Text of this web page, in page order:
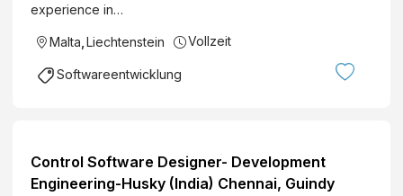
experience in…
Malta Liechtenstein Vollzeit
Softwareentwicklung
Control Software Designer- Development
Engineering-Husky (India) Chennai, Guindy